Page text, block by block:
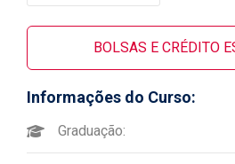
BOLSAS E CRÉDITO
Informações do Curso:
Graduação: